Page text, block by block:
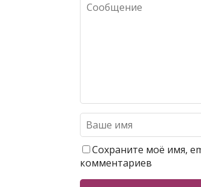
Сохраните моё имя,
комментариев